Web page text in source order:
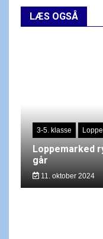
LÆS OGSÅ
3-5. klasse
Loppemarked
går
11. oktober 2024